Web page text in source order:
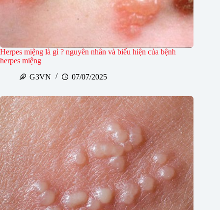
Herpes miệng là gì ? nguyên nhân và biểu hiện của bệnh
herpes miệng
G3VN
07/07/2025